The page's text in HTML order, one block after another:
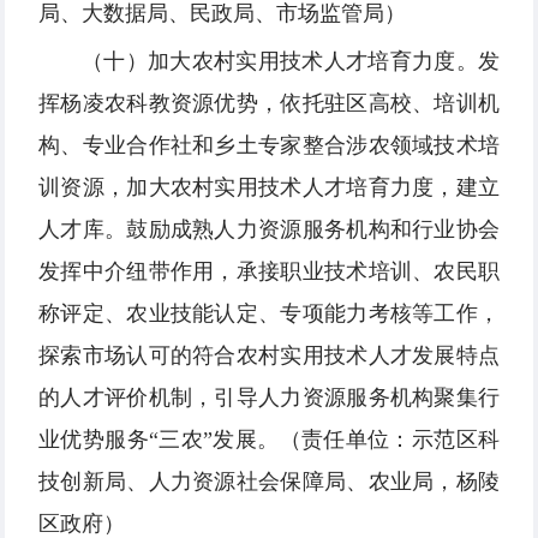
局、大数据局、民政局、市场监管局）
（十）加大农村实用技术人才培育力度。发
挥杨凌农科教资源优势，依托驻区高校、培训机
构、专业合作社和乡土专家整合涉农领域技术培
训资源，加大农村实用技术人才培育力度，建立
人才库。鼓励成熟人力资源服务机构和行业协会
发挥中介纽带作用，承接职业技术培训、农民职
称评定、农业技能认定、专项能力考核等工作，
探索市场认可的符合农村实用技术人才发展特点
的人才评价机制，引导人力资源服务机构聚集行
业优势服务“三农”发展。（责任单位：示范区科
技创新局、人力资源社会保障局、农业局，杨陵
区政府）